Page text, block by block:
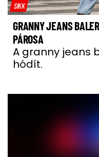
SIKK
GRANNY JEANS
PÁROSA
A granny jeans
hódít.